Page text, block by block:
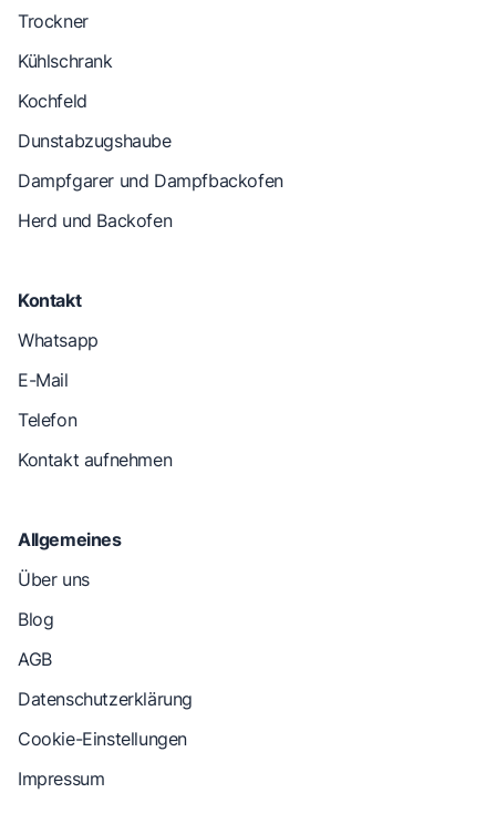
Trockner
Kühlschrank
Kochfeld
Dunstabzugshaube
Dampfgarer und Dampfbackofen
Herd und Backofen
Kontakt
Whatsapp
E-Mail
Telefon
Kontakt aufnehmen
Allgemeines
Über uns
Blog
AGB
Datenschutzerklärung
Cookie-Einstellungen
Impressum